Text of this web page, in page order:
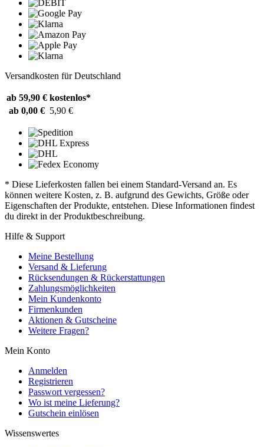
Versandkosten für Deutschland
ab 59,90 € kostenlos*
ab 0,00 € 5,90 €
* Diese Lieferkosten fallen bei einem Standard-Versand an. Es
können weitere Kosten, z. B. aufgrund des Gewichts, Größe oder
Eigenschaften der Produkte, entstehen. Diese Informationen findest
du direkt in der Produktbeschreibung.
Hilfe & Support
Meine Bestellung
Versand & Lieferung
Rücksendungen & Rückerstattungen
Zahlungsmöglichkeiten
Mein Kundenkonto
Firmenkunden
Aktionen & Gutscheine
Weitere Fragen?
Mein Konto
Anmelden
Registrieren
Passwort vergessen?
Wo ist meine Lieferung?
Gutschein einlösen
Wissenswertes